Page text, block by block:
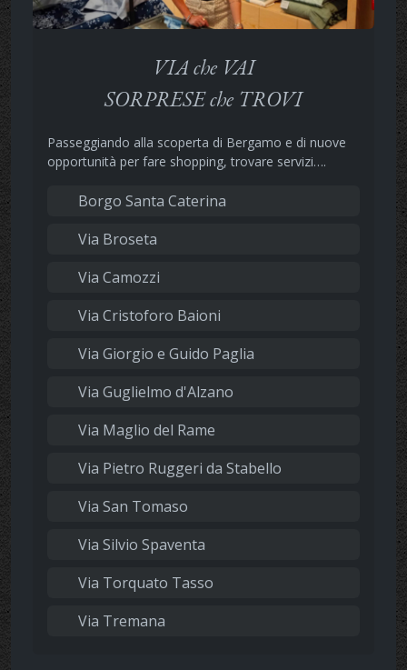
VIA che VAI
SORPRESE che TROVI
Passeggiando alla scoperta di Bergamo e di nuove
opportunità per fare shopping, trovare servizi….
Borgo Santa Caterina
Via Broseta
Via Camozzi
Via Cristoforo Baioni
Via Giorgio e Guido Paglia
Via Guglielmo d'Alzano
Via Maglio del Rame
Via Pietro Ruggeri da Stabello
Via San Tomaso
Via Silvio Spaventa
Via Torquato Tasso
Via Tremana